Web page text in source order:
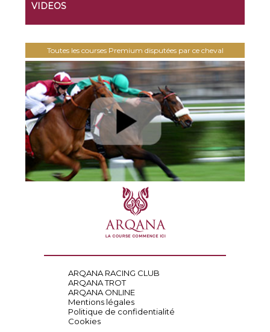
VIDEOS
Toutes les courses Premium disputées par ce cheval
ARQANA RACING CLUB
ARQANA TROT
ARQANA ONLINE
Mentions légales
Politique de confidentialité
Cookies